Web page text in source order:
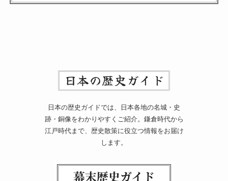
日本の歴史ガイドでは、日本各地の名城・史
跡・銅像をわかりやすくご紹介。鎌倉時代から
江戸時代まで、歴史散策に役立つ情報をお届け
します。